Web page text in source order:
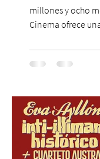
millones y ocho
Cinema ofrece
cinematográfica
recreando
una nueva
gastronómica y
Cinema, un
inspirado en el
Hollywood, que